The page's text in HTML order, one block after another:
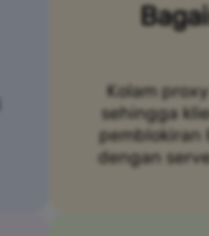
Kolam
sehingga
pemblokiran
dengan